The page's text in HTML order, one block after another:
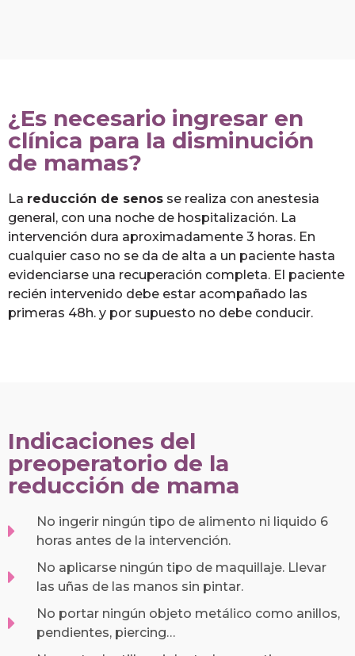
¿Es necesario ingresar en
clínica para la disminución
de mamas?
La reducción de senos se realiza con anestesia
general, con una noche de hospitalización. La
intervención dura aproximadamente 3 horas. En
cualquier caso no se da de alta a un paciente hasta
evidenciarse una recuperación completa. El paciente
recién intervenido debe estar acompañado las
primeras 48h. y por supuesto no debe conducir.
Indicaciones del
preoperatorio de la
reducción de mama
No ingerir ningún tipo de alimento ni liquido 6
horas antes de la intervención.
No aplicarse ningún tipo de maquillaje. Llevar
las uñas de las manos sin pintar.
No portar ningún objeto metálico como anillos,
pendientes, piercing…